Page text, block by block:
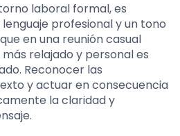
laboral formal, es
profesional y un tono
en una reunión casual
relajado y personal es
Reconocer las
y actuar en consecuencia
la claridad y